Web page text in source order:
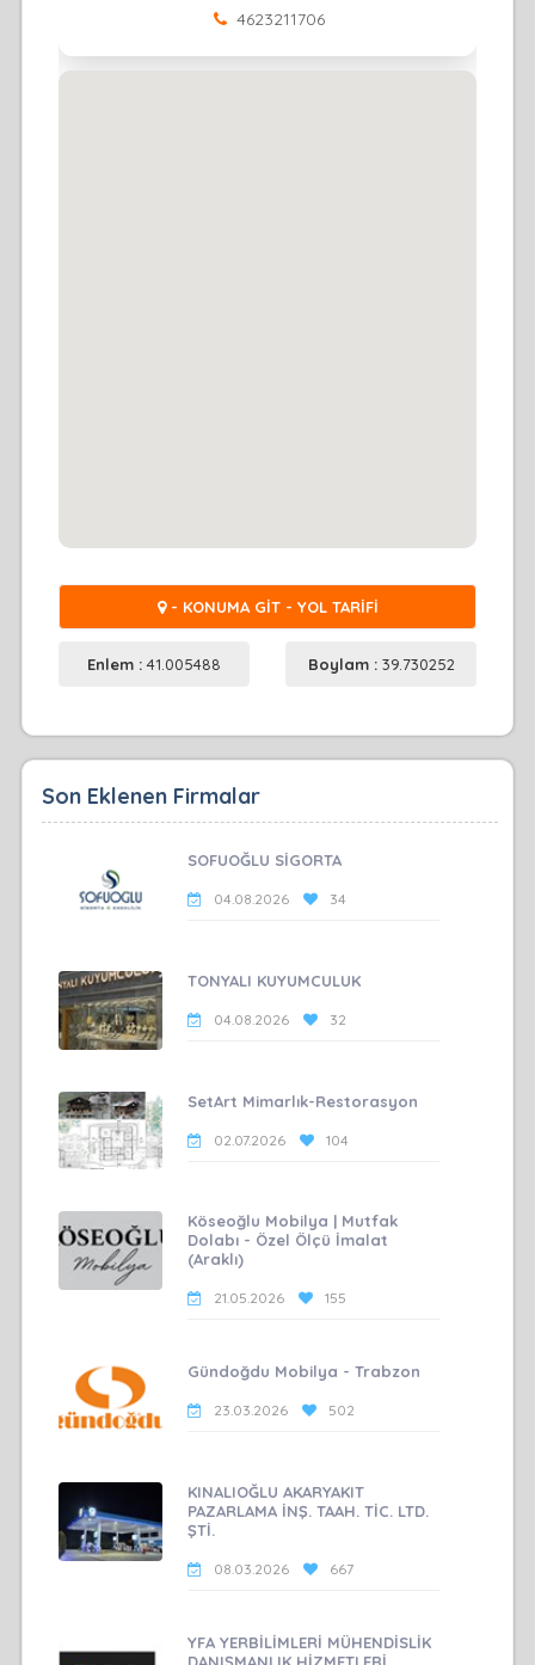
4623211706
- KONUMA GİT - YOL TARİFİ
Enlem :41.005488 Boylam : 39.730252
Son Eklenen Firmalar
SOFUOĞLU SİGORTA
04.08.2026 34
TONYALI KUYUMCULUK
04.08.2026 32
SetArt Mimarlık-Restorasyon
02.07.2026 104
Köseoğlu Mobilya | Mutfak
Dolabı - Özel Ölçü İmalat
(Araklı)
21.05.2026 155
Gündoğdu Mobilya - Trabzon
23.03.2026 502
KINALIOĞLU AKARYAKIT
PAZARLAMA İNŞ. TAAH. TİC. LTD.
ŞTİ.
08.03.2026 667
YFA YERBİLİMLERİ MÜHENDİSLİK